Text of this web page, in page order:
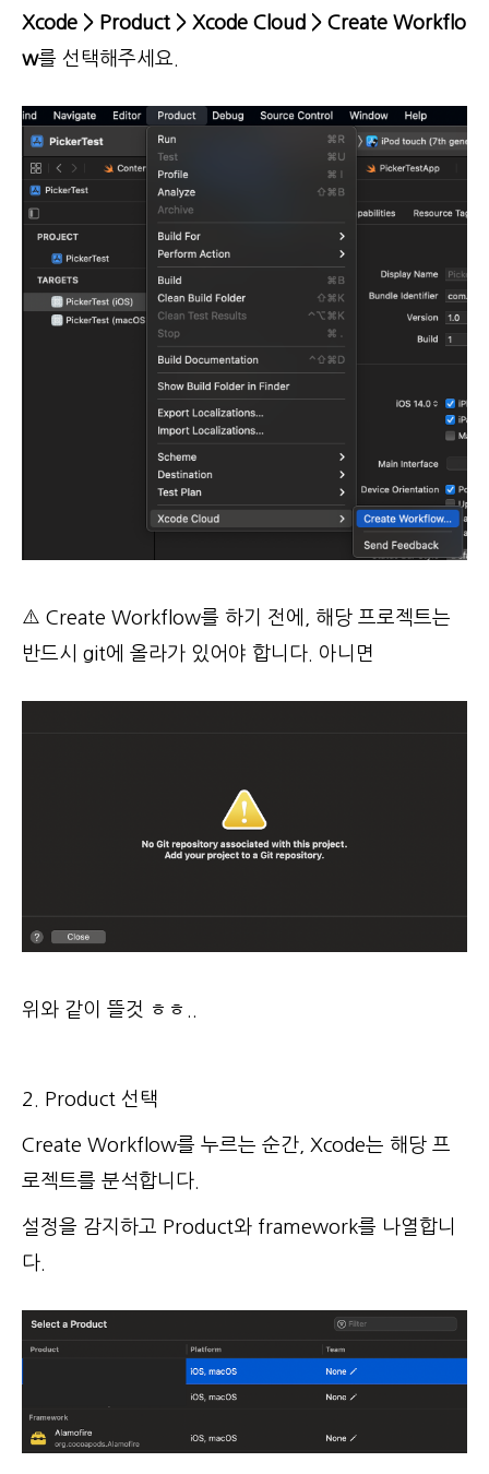
Xcode > Product > Xcode Cloud > Create Workflo
w를 선택해주세요.
⚠️ Create Workflow를 하기 전에, 해당 프로젝트는
반드시 git에 올라가 있어야 합니다. 아니면
위와 같이 뜰것 ㅎㅎ..
2. Product 선택
Create Workflow를 누르는 순간, Xcode는 해당 프
로젝트를 분석합니다.
설정을 감지하고 Product와 framework를 나열합니
다.